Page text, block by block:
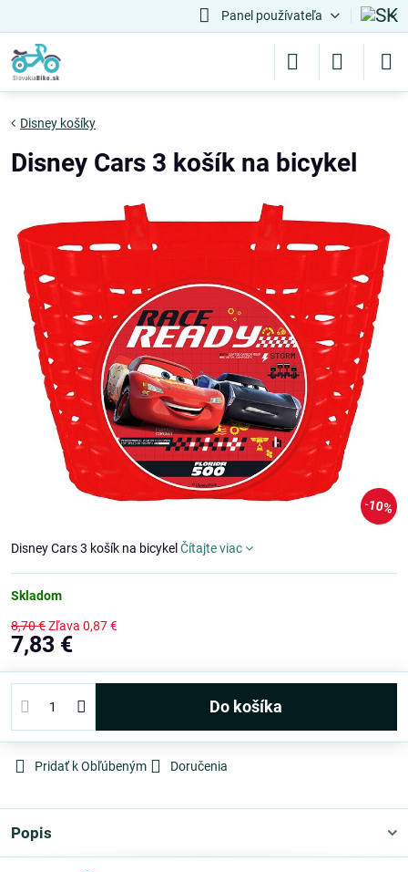
Panel používateľa
10%
Disney košíky
Disney Cars 3 košík na bicykel
Disney Cars 3 košík na bicykel Čítajte viac
Skladom
8,70 €Zľava 0,87 €
7,83 €
Do košíka
Pridať k Obľúbeným Doručenia
Popis